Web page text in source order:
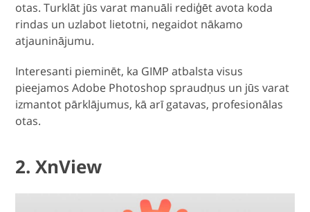
otas. Turklāt jūs varat manuāli rediģēt avota koda
rindas un uzlabot lietotni, negaidot nākamo
atjauninājumu.
Interesanti pieminēt, ka GIMP atbalsta visus
pieejamos Adobe Photoshop spraudņus un jūs varat
izmantot pārklājumus, kā arī gatavas, profesionālas
otas.
2. XnView